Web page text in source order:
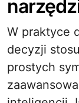
W praktyce
decyzji
prostych